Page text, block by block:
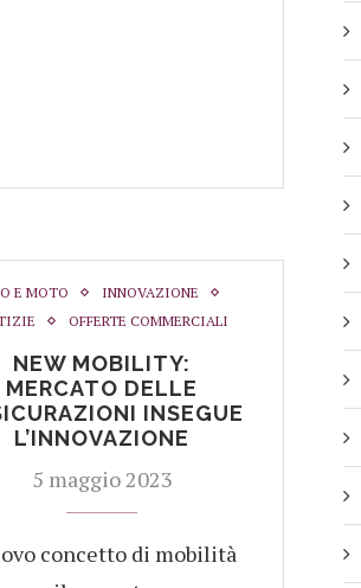
E MOTO
INNOVAZIONE
OFFERTE COMMERCIALI
NEW MOBILITY:
MERCATO DELLE
INSEGUE
L’INNOVAZIONE
5 maggio 2023
concetto di mobilità